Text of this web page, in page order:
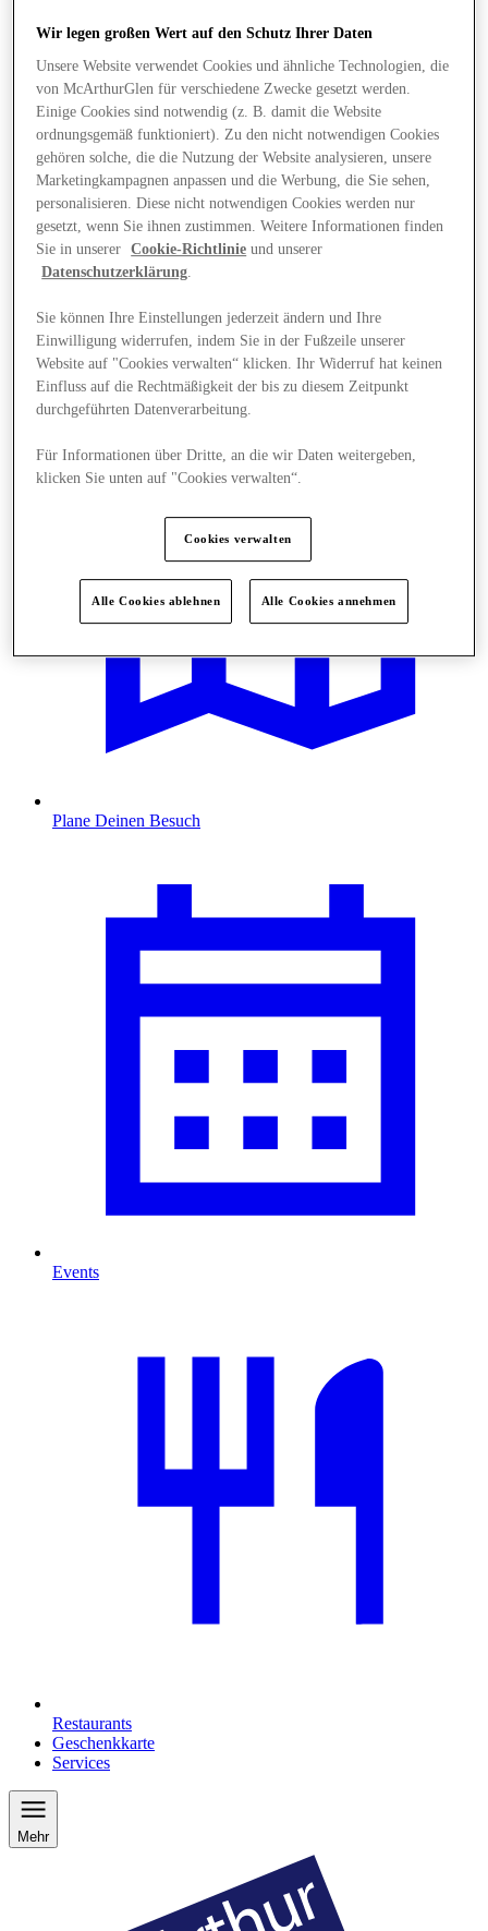
Angebote
Plane Deinen Besuch
Events
Restaurants
Geschenkkarte
Services
Mehr
Wir legen großen Wert auf den Schutz Ihrer Daten
Unsere Website verwendet Cookies und ähnliche Technologien, die
von McArthurGlen für verschiedene Zwecke gesetzt werden.
Einige Cookies sind notwendig (z. B. damit die Website
ordnungsgemäß funktioniert). Zu den nicht notwendigen Cookies
gehören solche, die die Nutzung der Website analysieren, unsere
Marketingkampagnen anpassen und die Werbung, die Sie sehen,
personalisieren. Diese nicht notwendigen Cookies werden nur
gesetzt, wenn Sie ihnen zustimmen. Weitere Informationen finden
Sie in unserer
Cookie-Richtlinie und unserer
Datenschutzerklärung.
Sie können Ihre Einstellungen jederzeit ändern und Ihre
Einwilligung widerrufen, indem Sie in der Fußzeile unserer
Website auf "Cookies verwalten“ klicken. Ihr Widerruf hat keinen
Einfluss auf die Rechtmäßigkeit der bis zu diesem Zeitpunkt
durchgeführten Datenverarbeitung.
Für Informationen über Dritte, an die wir Daten weitergeben,
klicken Sie unten auf "Cookies verwalten“.
Cookies verwalten
Alle Cookies ablehnen Alle Cookies annehmen